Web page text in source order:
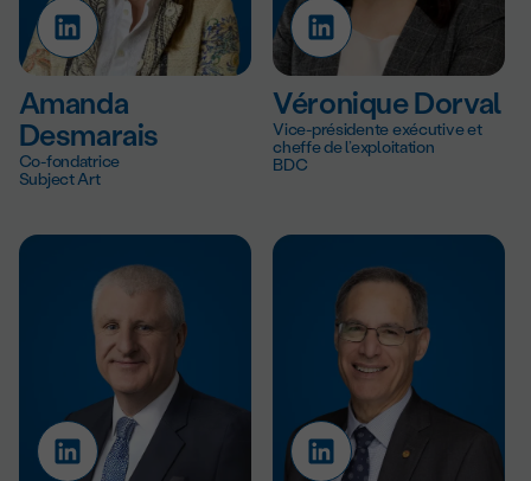
Amanda
Desmarais
Co-fondatrice
Subject Art
Véronique Dorval
Vice-présidente exécutive et
cheffe de l’exploitation
BDC